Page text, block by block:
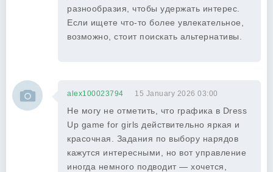
разнообразия, чтобы удержать интерес.
Если ищете что-то более увлекательное,
возможно, стоит поискать альтернативы.
alex100023794 15 January 2026 03:00
Не могу не отметить, что графика в Dress
Up game for girls действительно яркая и
красочная. Задания по выбору нарядов
кажутся интересными, но вот управление
иногда немного подводит — хочется,